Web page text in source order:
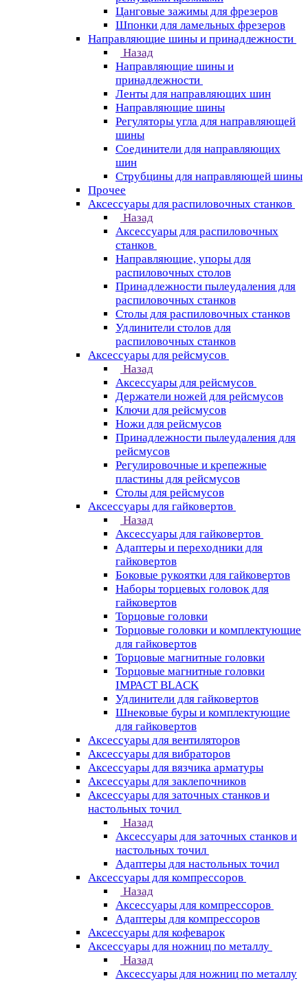
Цанговые зажимы для фрезеров
Шпонки для ламельных фрезеров
Направляющие шины и принадлежности
Назад
Направляющие шины и
принадлежности
Ленты для направляющих шин
Направляющие шины
Регуляторы угла для направляющей
шины
Соединители для направляющих
шин
Струбцины для направляющей шины
Прочее
Аксессуары для распиловочных станков
Назад
Аксессуары для распиловочных
станков
Направляющие, упоры для
распиловочных столов
Принадлежности пылеудаления для
распиловочных станков
Столы для распиловочных станков
Удлинители столов для
распиловочных станков
Аксессуары для рейсмусов
Назад
Аксессуары для рейсмусов
Держатели ножей для рейсмусов
Ключи для рейсмусов
Ножи для рейсмусов
Принадлежности пылеудаления для
рейсмусов
Регулировочные и крепежные
пластины для рейсмусов
Столы для рейсмусов
Аксессуары для гайковертов
Назад
Аксессуары для гайковертов
Адаптеры и переходники для
гайковертов
Боковые рукоятки для гайковертов
Наборы торцевых головок для
гайковертов
Торцовые головки
Торцовые головки и комплектующие
для гайковертов
Торцовые магнитные головки
Торцовые магнитные головки
IMPACT BLACK
Удлинители для гайковертов
Шнековые буры и комплектующие
для гайковертов
Аксессуары для вентиляторов
Аксессуары для вибраторов
Аксессуары для вязчика арматуры
Аксессуары для заклепочников
Аксессуары для заточных станков и
настольных точил
Назад
Аксессуары для заточных станков и
настольных точил
Адаптеры для настольных точил
Аксессуары для компрессоров
Назад
Аксессуары для компрессоров
Адаптеры для компрессоров
Аксессуары для кофеварок
Аксессуары для ножниц по металлу
Назад
Аксессуары для ножниц по металлу